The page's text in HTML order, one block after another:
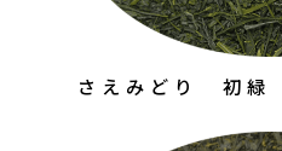
さえみどり 初緑